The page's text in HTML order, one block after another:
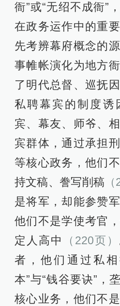
衙”或“无绍不成衙”
在政务运作中的重
先考辨幕府概念的
事帷帐演化为地方
了明代总督、巡抚
私聘幕宾的制度诱
宾、幕友、师爷、
宾群体，通过承担
等核心政务，他们
持文稿、誊写削稿
是将军，却能参赞
他们不是学使考官
定人高中
（220页）
者，他们通过私
本”与“钱谷要诀”，
核心业务，他们不